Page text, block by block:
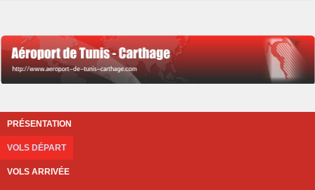
PRÉSENTATION
VOLS DÉPART
VOLS ARRIVÉE